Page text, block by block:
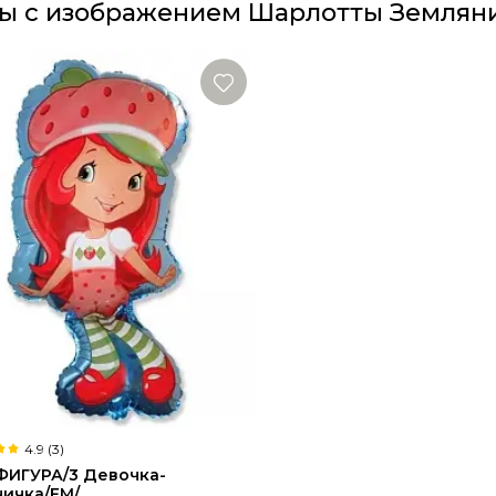
с изображением Шарлотты
4.9 (3)
3 Девочка-